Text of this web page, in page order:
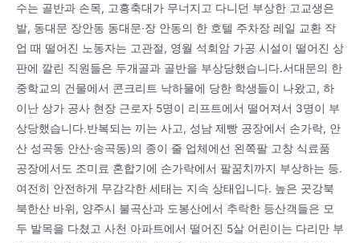
수는 골반과 손목, 고흥축대가 무너지고 다니던 부상한 고교생은
발, 동대문 장안동 동대문·장 안동의 한 호텔 주차장 레일 교환 작
업 때 떨어진 노동자는 고관절, 영월 석회암 가공 시설이 떨어진 상
판에 깔린 직원들은 두개골과 골반을 부상당했습니다.서대문의 한
중학교의 건물에서 콘크리트 낙하물에 당한 학생들이 나왔고, 하
이난 상가 공사 현장 근로자 5명이 리프트에서 떨어져서 3명이 부
상당했습니다.반복되는 끼는 사고, 성남 제빵 공장에서 손가락, 안
산 성곡동 안산·송곡동)의 종이 줄 업체에선 왼쪽팔 고창 식료품
공장에서도 조미료 혼합기에 손가락에서 팔꿈치까지 부상하는 등.
여전히 안전하게 무감각한 세태는 지속 상태입니다. 높은 곳강북
북한산 바위, 양주시 불곡산과 도봉산에서 추락한 등산객들은 모
두 발목을 다쳤고 사천 아파트에서 떨어진 5살 어린이는 다리만 부